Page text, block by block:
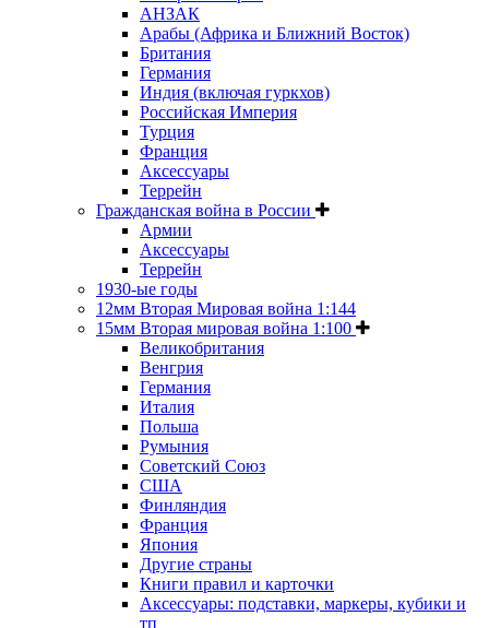
АНЗАК
Арабы (Африка и Ближний Восток)
Британия
Германия
Индия (включая гуркхов)
Российская Империя
Турция
Франция
Аксессуары
Террейн
Гражданская война в России
Армии
Аксессуары
Террейн
1930-ые годы
12мм Вторая Мировая война 1:144
15мм Вторая мировая война 1:100
Великобритания
Венгрия
Германия
Италия
Польша
Румыния
Советский Союз
США
Финляндия
Франция
Япония
Другие страны
Книги правил и карточки
Аксессуары: подставки, маркеры, кубики и
тп